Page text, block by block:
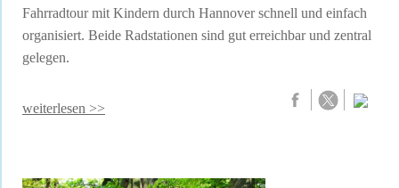
Fahrradtour mit Kindern durch Hannover schnell und einfach
organisiert. Beide Radstationen sind gut erreichbar und zentral
gelegen.
weiterlesen >>